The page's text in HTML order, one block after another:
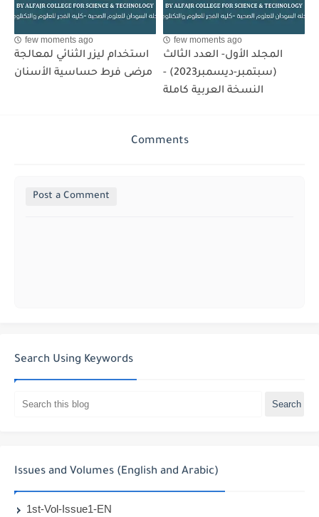
few moments ago
استخدام ليزر الثنائي لمعالجة
مرضى فرط حساسية الأسنان
few moments ago
المجلد الأول- العدد الثالث
(سبتمبر-ديسمبر2023) -
النسخة العربية كاملة
Comments
Post a Comment
Search Using Keywords
Issues and Volumes (English and Arabic)
1st-Vol-Issue1-EN